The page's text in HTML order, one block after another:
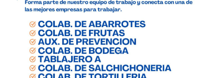
Analista de precios unitarios
Asesor Bancario
Asesor comercial